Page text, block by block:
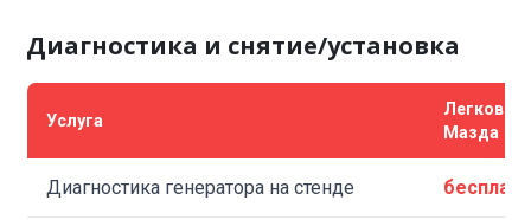
Диагностика и снятие/установка
Услуга
Легковые
Мазда
Диагностика генератора на стенде